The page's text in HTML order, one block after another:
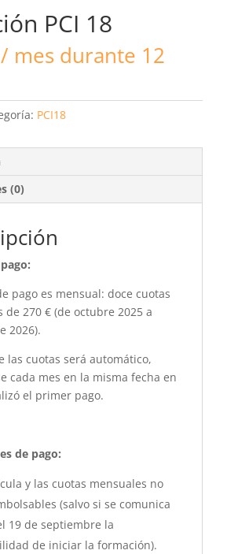
PCI 18
/ mes durante 12
PCI18
(0)
pago es mensual: doce cuotas
de 270 € (de octubre 2025 a
2026).
las cuotas será automático,
cada mes en la misma fecha en
el primer pago.
de pago:
y las cuotas mensuales no
(salvo si se comunica
19 de septiembre la
de iniciar la formación).